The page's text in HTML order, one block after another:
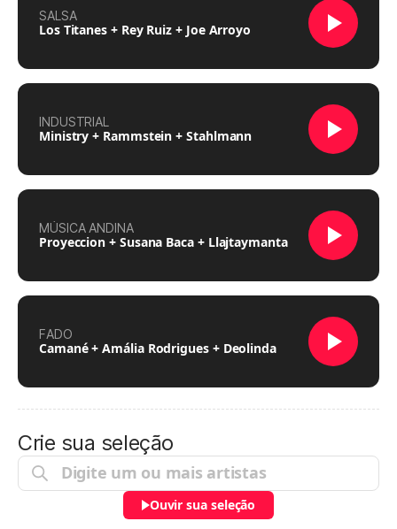
SALSA
Los Titanes + Rey Ruiz + Joe Arroyo
INDUSTRIAL
Ministry + Rammstein + Stahlmann
MÚSICA ANDINA
Proyeccion + Susana Baca + Llajtaymanta
FADO
Camané + Amália Rodrigues + Deolinda
Crie sua seleção
Ouvir sua seleção